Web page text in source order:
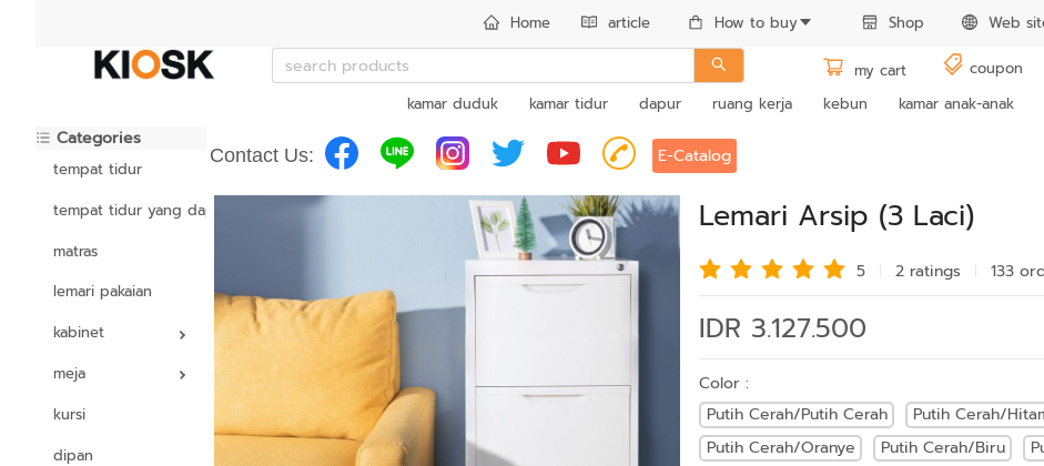
Home article How to buy Shop Web
my cart coupon
kamar duduk
kamar tidur dapur ruang kerja kebun kamar anak-anak
Categories
tempat tidur
tempat tidur yang dapat disesuaikan
matras
lemari pakaian
kabinet
meja
kursi
dipan
Contact Us: E-Catalog
Lemari Arsip (3 Laci)
5 2 ratings 133
IDR 3.127.500
Color :
Putih Cerah/Putih Cerah
Putih Cerah/
Putih Cerah/Oranye
Putih Cerah/Biru